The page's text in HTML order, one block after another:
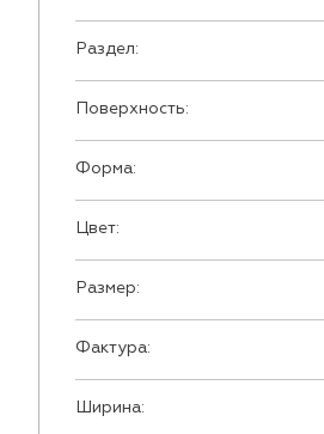
Раздел:
Поверхность:
Форма:
Цвет:
Размер:
Фактура:
Ширина: